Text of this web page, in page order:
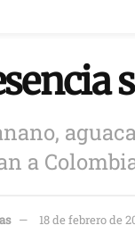
a
18 de febrero de